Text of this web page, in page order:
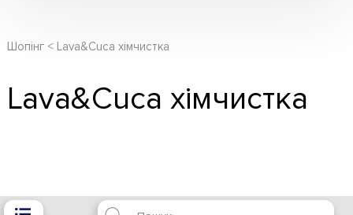
Шопінг Lava&Cuca хімчистка
Lava&Cuca хімчистка